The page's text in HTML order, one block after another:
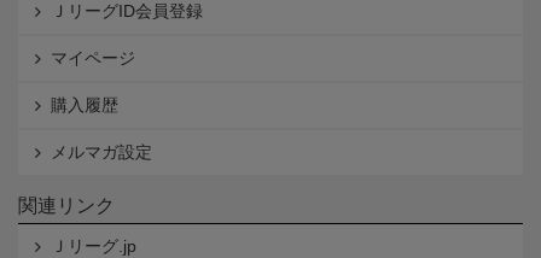
ＪリーグID会員登録
マイページ
購入履歴
メルマガ設定
関連リンク
Ｊリーグ.jp